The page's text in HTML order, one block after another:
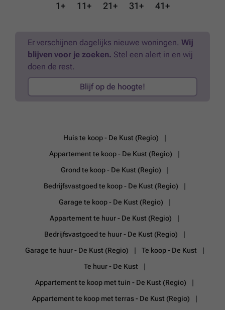
Panne, op wandelafstand van de Zeedijk en het strand. Perfect als
tweede verblijf, investering of eigen woonst. Interesse? Contacteer
1+ 11+ 21+ 31+ 41+
Er verschijnen dagelijks nieuwe woningen. Wij
blijven voor je zoeken. Stel een alert in en wij
doen de rest.
Blijf op de hoogte!
Huis te koop - De Kust (Regio)
Appartement te koop - De Kust (Regio)
Grond te koop - De Kust (Regio)
Bedrijfsvastgoed te koop - De Kust (Regio)
Garage te koop - De Kust (Regio)
Appartement te huur - De Kust (Regio)
Bedrijfsvastgoed te huur - De Kust (Regio)
Garage te huur - De Kust (Regio)
Te koop - De Kust
Te huur - De Kust
Appartement te koop met tuin - De Kust (Regio)
Appartement te koop met terras - De Kust (Regio)